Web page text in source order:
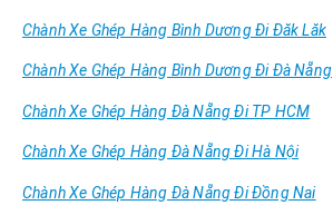
Chành Xe Ghép Hàng Bình Dương Đi Đăk Lăk
Chành Xe Ghép Hàng Bình Dương Đi Đà Nẵng
Chành Xe Ghép Hàng Đà Nẵng Đi TP HCM
Chành Xe Ghép Hàng Đà Nẵng Đi Hà Nội
Chành Xe Ghép Hàng Đà Nẵng Đi Đồng Nai